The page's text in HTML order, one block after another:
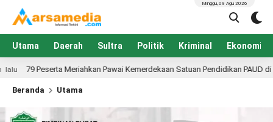
Utama Daerah Sultra Politik Kriminal Ekonomi
Minggu, 09 Agu 2026
Pawai Kemerdekaan Satuan Pendidikan PAUD di Konawe, Dibuka PLT
Beranda Utama